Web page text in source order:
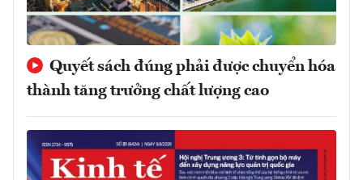
Quyết sách đúng phải được chuyển hóa
thành tăng trưởng chất lượng cao